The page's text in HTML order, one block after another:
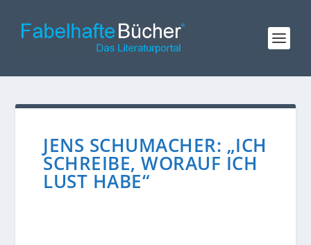
JENS SCHUMACHER: „ICH
SCHREIBE, WORAUF ICH
LUST HABE“